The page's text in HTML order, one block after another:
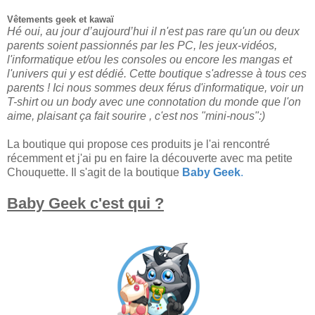
Vêtements geek et kawaï
Hé oui, au jour d’aujourd’hui il n'est pas rare qu'un ou deux
parents soient passionnés par les PC, les jeux-vidéos,
l'informatique et/ou les consoles ou encore les mangas et
l'univers qui y est dédié. Cette boutique s'adresse à tous ces
parents ! Ici nous sommes deux férus d'informatique, voir un
T-shirt ou un body avec une connotation du monde que l'on
aime, plaisant ça fait sourire , c'est nos "mini-nous":)
La boutique qui propose ces produits je l'ai rencontré
récemment et j'ai pu en faire la découverte avec ma petite
Chouquette. Il s'agit de la boutique Baby Geek.
Baby Geek c'est qui ?